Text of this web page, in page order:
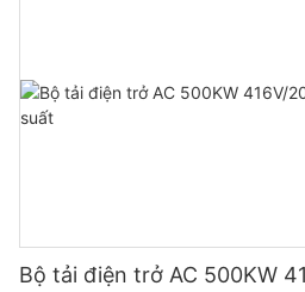
Bộ tải điện trở AC 500KW